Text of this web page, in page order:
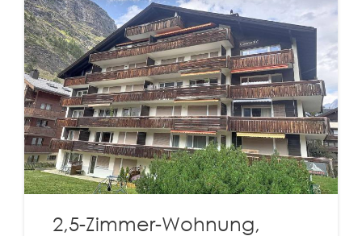
2,5-Zimmer-Wohnung,